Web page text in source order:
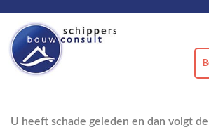
U heeft schade geleden en dan volgt